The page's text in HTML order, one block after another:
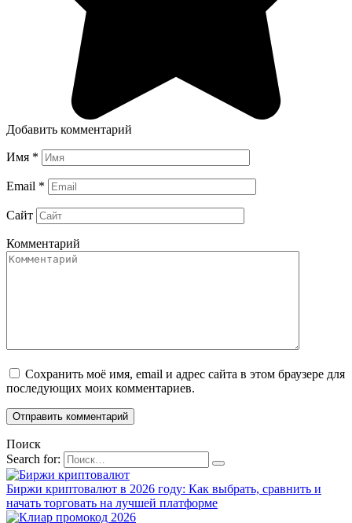
Добавить комментарий
Имя *
Email *
Сайт
Комментарий
Сохранить моё имя, email и адрес сайта в этом браузере для
последующих моих комментариев.
Поиск
Search for:
Биржи криптовалют в 2026 году: Как выбрать, сравнить и
начать торговать на лучшей платформе